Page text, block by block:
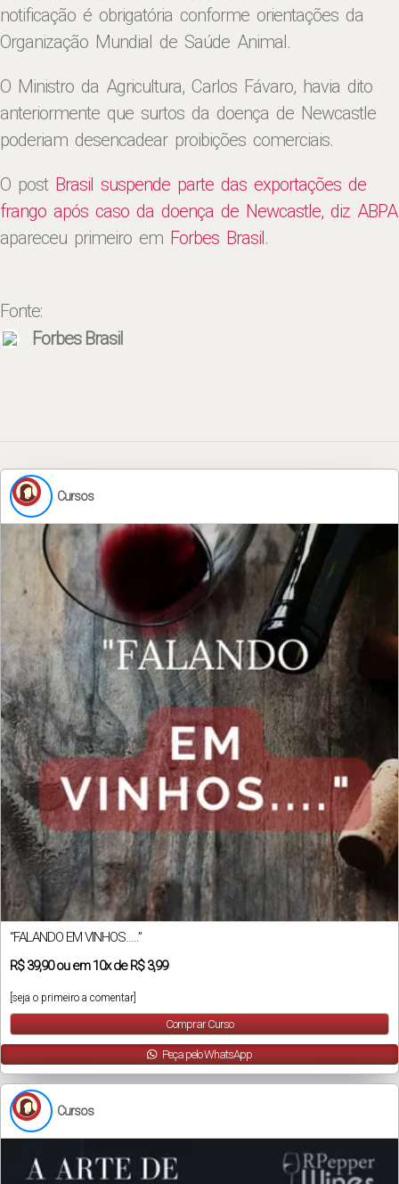
notificação é obrigatória conforme orientações da
Organização Mundial de Saúde Animal.
O Ministro da Agricultura, Carlos Fávaro, havia dito
anteriormente que surtos da doença de Newcastle
poderiam desencadear proibições comerciais.
O post Brasil suspende parte das exportações de
frango após caso da doença de Newcastle, diz ABPA
apareceu primeiro em Forbes Brasil.
Fonte:
Forbes Brasil
Cursos
“FALANDO EM VINHOS…..”
R$39,90ou em10xde R$ 3,99
[seja o primeiro a comentar]
Comprar Curso
Peça pelo WhatsApp
Cursos